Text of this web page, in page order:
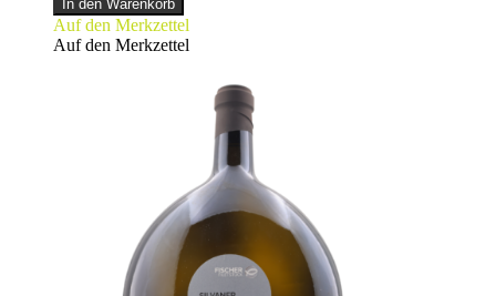
L
Menge
In den Warenkorb
Auf den Merkzettel
Auf den Merkzettel